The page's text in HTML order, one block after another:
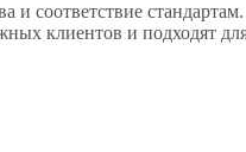
и соответствие
клиентов и подходят